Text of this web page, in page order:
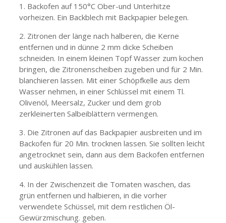
Backofen auf 150°C Ober-und Unterhitze
vorheizen. Ein Backblech mit Backpapier belegen.
Zitronen der länge nach halberen, die Kerne
entfernen und in dünne 2 mm dicke Scheiben
schneiden. In einem kleinen Topf Wasser zum kochen
bringen, die Zitronenscheiben zugeben und für 2 Min.
blanchieren lassen. Mit einer Schöpfkelle aus dem
Wasser nehmen, in einer Schlüssel mit einem Tl.
Olivenöl, Meersalz, Zucker und dem grob
zerkleinerten Salbeiblättern vermengen.
Die Zitronen auf das Backpapier ausbreiten und im
Backofen für 20 Min. trocknen lassen. Sie sollten leicht
angetrocknet sein, dann aus dem Backofen entfernen
und auskühlen lassen.
In der Zwischenzeit die Tomaten waschen, das
grün entfernen und halbieren, in die vorher
verwendete Schüssel, mit dem restlichen Öl-
Gewürzmischung. geben.